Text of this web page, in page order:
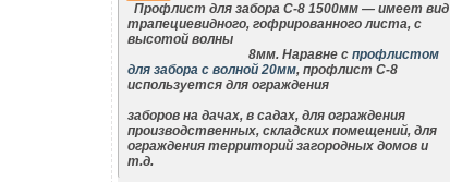
Профлист для забора С-8 1500мм — имеет вид
трапециевидного, гофрированного листа, с
высотой волны
8мм. Наравне с профлистом
для забора с волной 20мм, профлист С-8
используется для ограждения
заборов на дачах, в садах, для ограждения
производственных, складских помещений, для
ограждения территорий загородных домов и
т.д.